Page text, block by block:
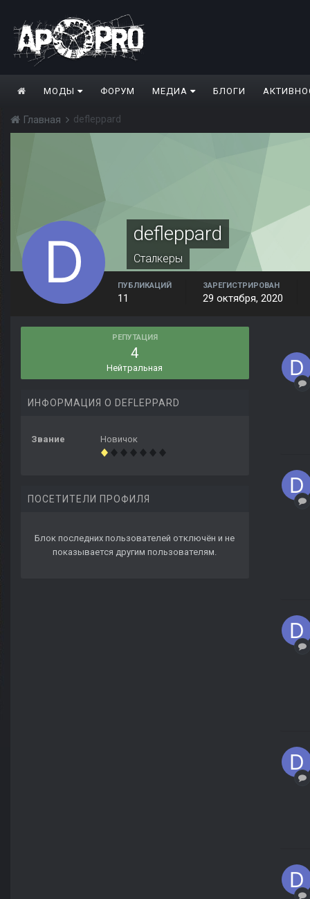
МОДЫ ФОРУМ МЕДИА БЛОГИ
Главная defleppard
defleppard
Сталкеры
ПУБЛИКАЦИЙ
11
ЗАРЕГИСТРИРОВАН
29 октября, 2020
РЕПУТАЦИЯ
4
Нейтральная
ИНФОРМАЦИЯ О DEFLEPPARD
Звание Новичок
ПОСЕТИТЕЛИ ПРОФИЛЯ
Блок последних пользователей отключён и не
показывается другим пользователям.